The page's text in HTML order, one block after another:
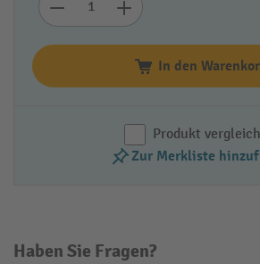
In den
Produkt
Zur Merkliste
Haben Sie Fragen?